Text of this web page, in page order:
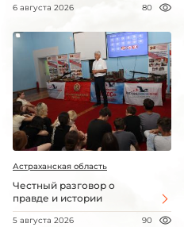
6 августа 2026 80
Астраханская область
Честный разговор о
правде и истории
5 августа 2026 90